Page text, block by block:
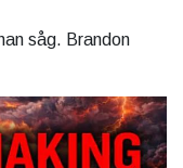
såg. Brandon